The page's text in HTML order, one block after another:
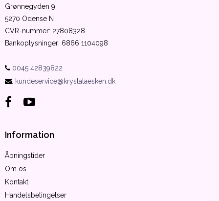
Grønnegyden 9
5270 Odense N
CVR-nummer: 27808328
Bankoplysninger: 6866 1104098
0045 42839822
: kundeservice@krystalaesken.dk
Information
Åbningstider
Om os
Kontakt
Handelsbetingelser